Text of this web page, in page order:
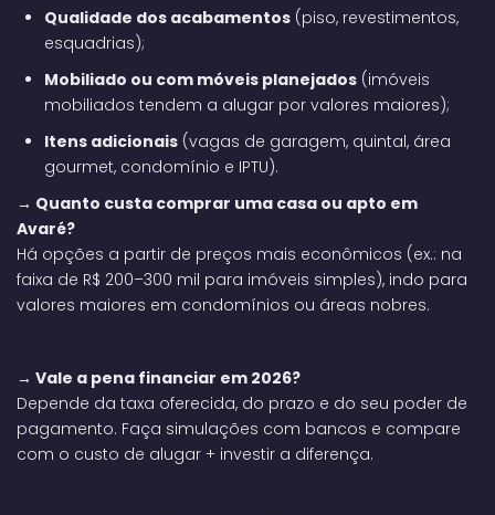
Qualidade dos acabamentos (piso, revestimentos,
esquadrias);
Mobiliado ou com móveis planejados (imóveis
mobiliados tendem a alugar por valores maiores);
Itens adicionais (vagas de garagem, quintal, área
gourmet, condomínio e IPTU).
→ Quanto custa comprar uma casa ou apto em
Avaré?
Há opções a partir de preços mais econômicos (ex.: na
faixa de R$ 200–300 mil para imóveis simples), indo para
valores maiores em condomínios ou áreas nobres.
→ Vale a pena financiar em 2026?
Depende da taxa oferecida, do prazo e do seu poder de
pagamento. Faça simulações com bancos e compare
com o custo de alugar + investir a diferença.